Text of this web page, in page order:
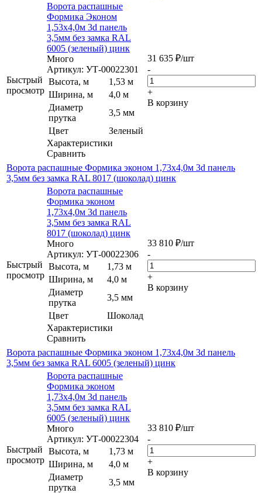
Быстрый
просмотр
Ворота распашные
Формика Эконом
1,53х4,0м 3d панель
3,5мм без замка RAL
6005 (зеленый) цинк
Много
Артикул: УТ-00022301
Высота, м
1,53 м
Ширина, м
4,0 м
Диаметр
прутка
3,5 мм
Цвет
Зеленый
Характеристики
Сравнить
31 635 ₽/шт
-
+
В корзину
Ворота распашные Формика эконом 1,73х4,0м 3d панель
3,5мм без замка RAL 8017 (шоколад) цинк
Быстрый
просмотр
Ворота распашные
Формика эконом
1,73х4,0м 3d панель
3,5мм без замка RAL
8017 (шоколад) цинк
Много
Артикул: УТ-00022306
Высота, м
1,73 м
Ширина, м
4,0 м
Диаметр
прутка
3,5 мм
Цвет
Шоколад
Характеристики
Сравнить
33 810 ₽/шт
-
+
В корзину
Ворота распашные Формика эконом 1,73х4,0м 3d панель
3,5мм без замка RAL 6005 (зеленый) цинк
Быстрый
просмотр
Ворота распашные
Формика эконом
1,73х4,0м 3d панель
3,5мм без замка RAL
6005 (зеленый) цинк
Много
Артикул: УТ-00022304
Высота, м
1,73 м
Ширина, м
4,0 м
Диаметр
прутка
3,5 мм
33 810 ₽/шт
-
+
В корзину